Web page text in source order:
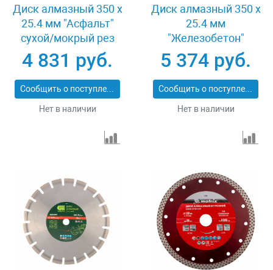
Диск алмазный 350 х
25.4 мм "Асфальт"
сухой/мокрый рез
Pro Matrix 731073
4 831 руб.
Сообщить о поступлении
Нет в наличии
Диск алмазный 350 х
25.4 мм
"Железобетон"
сухой/мокрый рез
Pro Matrix 731103
5 374 руб.
Сообщить о поступлении
Нет в наличии